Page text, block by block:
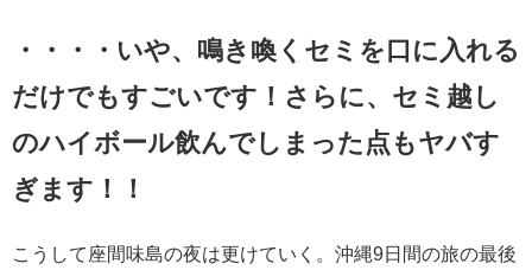
・・・・いや、鳴き喚くセミを口に入れる
だけでもすごいです！さらに、セミ越し
のハイボール飲んでしまった点もヤバす
ぎます！！
こうして座間味島の夜は更けていく。沖縄9日間の旅の最後